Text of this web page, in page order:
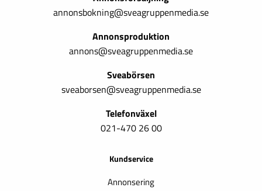
annonsbokning@sveagruppenmedia.se
Annonsproduktion
annons@sveagruppenmedia.se
Sveabörsen
sveaborsen@sveagruppenmedia.se
Telefonväxel
021-470 26 00
Kundservice
Annonsering